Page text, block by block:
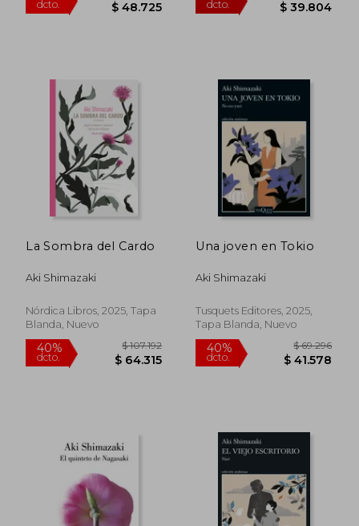
dcto. $ 48.725 $
La Sombra del Cardo
Aki Shimazaki
Nórdica Libros, 2025, Tapa
Blanda, Nuevo
Una joven en Tokio
Aki Shimazaki
Tusquets Editores, 2025,
Tapa Blanda, Nuevo